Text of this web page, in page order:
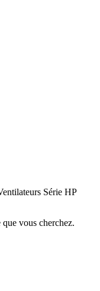
Série HP
vous cherchez.